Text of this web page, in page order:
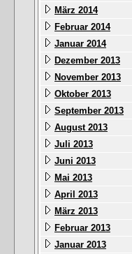
März 2014
Februar 2014
Januar 2014
Dezember 2013
November 2013
Oktober 2013
September 2013
August 2013
Juli 2013
Juni 2013
Mai 2013
April 2013
März 2013
Februar 2013
Januar 2013